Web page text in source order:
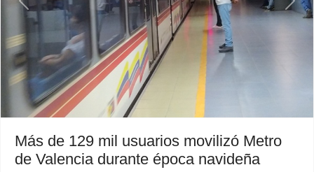
Previous Next
Más de 129 mil usuarios movilizó Metro
de Valencia durante época navideña